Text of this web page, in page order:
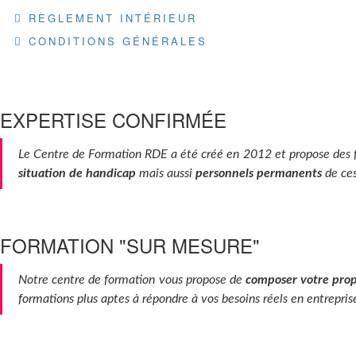
RÈGLEMENT INTÉRIEUR
CONDITIONS GÉNÉRALES
EXPERTISE CONFIRMÉE
Le Centre de Formation RDE a été créé en 2012 et propose des
situation de handicap mais aussi personnels permanents de
FORMATION "SUR MESURE"
Notre centre de formation vous propose de composer votre
formations plus aptes à répondre à vos besoins réels en